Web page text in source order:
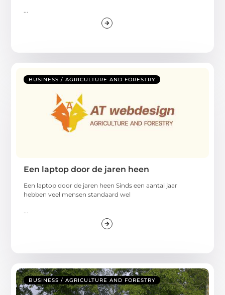
BUSINESS / AGRICULTURE AND FORESTRY
Een laptop door de jaren heen
Een laptop door de jaren heen Sinds een aantal jaar
hebben veel mensen standaard wel
BUSINESS / AGRICULTURE AND FORESTRY